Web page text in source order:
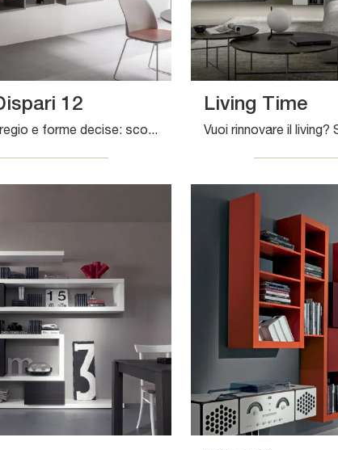
12
Texture di pregio e forme decise: scopri la libreria Pari & Dispari 12 di Presotto tra le più originali Librerie moderne sospese.
Living Time